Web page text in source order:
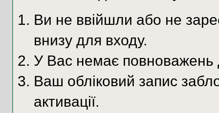
Ви не ввійшли або не
внизу для входу.
У Вас немає повноважень
Ваш обліковий запис
активації.